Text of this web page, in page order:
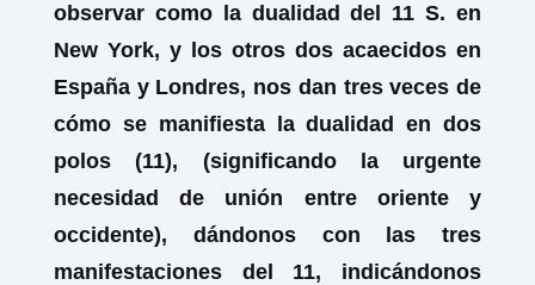
observar como la dualidad del 11 S. en
New York, y los otros dos acaecidos en
España y Londres, nos dan tres veces de
cómo se manifiesta la dualidad en dos
polos (11), (significando la urgente
necesidad de unión entre oriente y
occidente), dándonos con las tres
manifestaciones del 11, indicándonos